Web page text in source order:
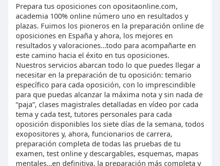
Prepara tus oposiciones con opositaonline.com,
academia 100% online número uno en resultados y
plazas. Fuimos los pioneros en la preparación online de
oposiciones en España y ahora, los mejores en
resultados y valoraciones…todo para acompañarte en
este camino hacia el éxito en tus oposiciones.
Nuestros servicios abarcan todo lo que puedes llegar a
necesitar en la preparación de tu oposición: temario
específico para cada oposición, con lo imprescindible
para que puedas alcanzar la máxima nota y sin nada de
“paja”, clases magistrales detalladas en vídeo por cada
tema y cada test, tutores personales para cada
oposición disponibles los siete días de la semana, todos
exopositores y, ahora, funcionarios de carrera,
preparación completa de todas las pruebas de tu
examen, test online y descargables, esquemas, mapas
mentales…en definitiva, la preparación más completa y